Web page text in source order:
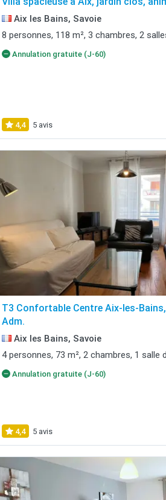
Aix les Bains, Savoie
8 personnes, 118 m², 3 chambres, 2
Annulation gratuite (J-60)
4,4 5 avis
T3 Confortable Centre Aix-les-
Adm.
Aix les Bains, Savoie
4 personnes, 73 m², 2 chambres, 1 salle
Annulation gratuite (J-60)
4,4 5 avis